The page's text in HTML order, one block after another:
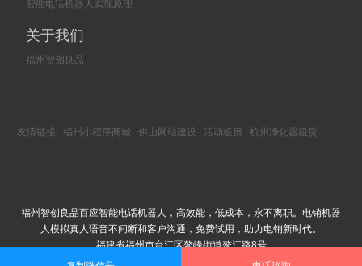
智能电话机器人实现原理
关于我们
福州智创良品
友情链接: 福州小程序商城 佛山网站建设 活动板房 杭州净化器租赁
福州智创良品百应智能电话机器人，高效能，低成本，永不离职。电销机器
人模拟真人语音不间断和客户沟通，免费试用，助力电销新时代。
福建省福州市台江区鳌峰街道鳌江路8号
Copyright © 2002-2018 福州智创良品科技有限公司 版权所有